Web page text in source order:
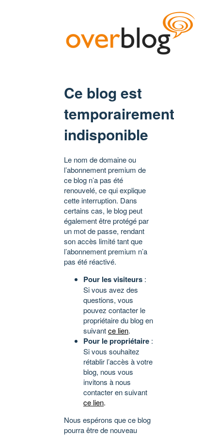
Ce blog est
temporairement
indisponible
Le nom de domaine ou
l’abonnement premium de
ce blog n’a pas été
renouvelé, ce qui explique
cette interruption. Dans
certains cas, le blog peut
également être protégé par
un mot de passe, rendant
son accès limité tant que
l’abonnement premium n’a
pas été réactivé.
Pour les visiteurs :
Si vous avez des
questions, vous
pouvez contacter le
propriétaire du blog en
suivantce lien.
Pour le propriétaire :
Si vous souhaitez
rétablir l’accès à votre
blog, nous vous
invitons à nous
contacter en suivant
ce lien.
Nous espérons que ce blog
pourra être de nouveau